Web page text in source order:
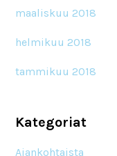
maaliskuu 2018
helmikuu 2018
tammikuu 2018
Kategoriat
Ajankohtaista